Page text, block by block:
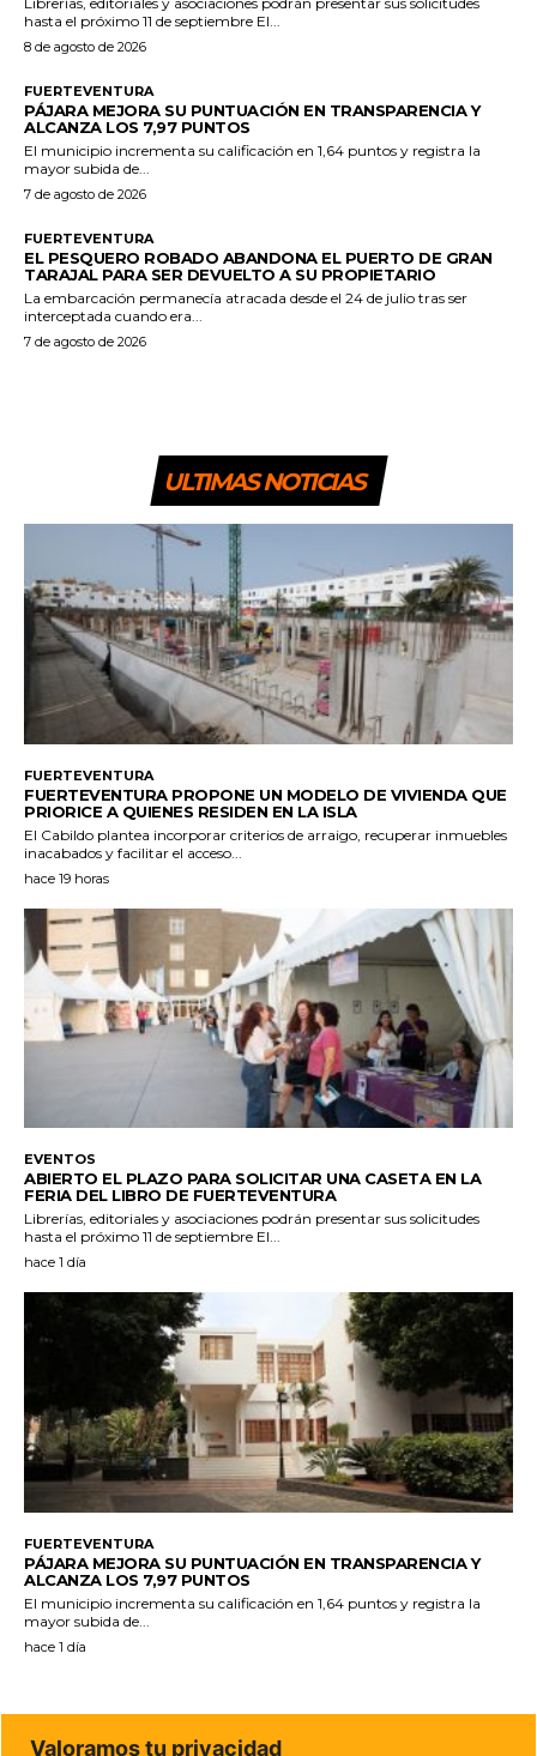
hasta el próximo 11 de septiembre El...
8 de agosto de 2026
FUERTEVENTURA
PÁJARA MEJORA SU PUNTUACIÓN EN TRANSPARENCIA Y
ALCANZA LOS 7,97 PUNTOS
El municipio incrementa su calificación en 1,64 puntos y registra la
mayor subida de...
7 de agosto de 2026
FUERTEVENTURA
EL PESQUERO ROBADO ABANDONA EL PUERTO DE GRAN
TARAJAL PARA SER DEVUELTO A SU PROPIETARIO
La embarcación permanecía atracada desde el 24 de julio tras ser
interceptada cuando era...
7 de agosto de 2026
ULTIMAS NOTICIAS
FUERTEVENTURA
FUERTEVENTURA PROPONE UN MODELO DE VIVIENDA QUE
PRIORICE A QUIENES RESIDEN EN LA ISLA
El Cabildo plantea incorporar criterios de arraigo, recuperar inmuebles
inacabados y facilitar el acceso...
hace 19 horas
EVENTOS
ABIERTO EL PLAZO PARA SOLICITAR UNA CASETA EN LA
FERIA DEL LIBRO DE FUERTEVENTURA
Librerías, editoriales y asociaciones podrán presentar sus solicitudes
hasta el próximo 11 de septiembre El...
hace 1 día
FUERTEVENTURA
PÁJARA MEJORA SU PUNTUACIÓN EN TRANSPARENCIA Y
ALCANZA LOS 7,97 PUNTOS
El municipio incrementa su calificación en 1,64 puntos y registra la
mayor subida de...
hace 1 día